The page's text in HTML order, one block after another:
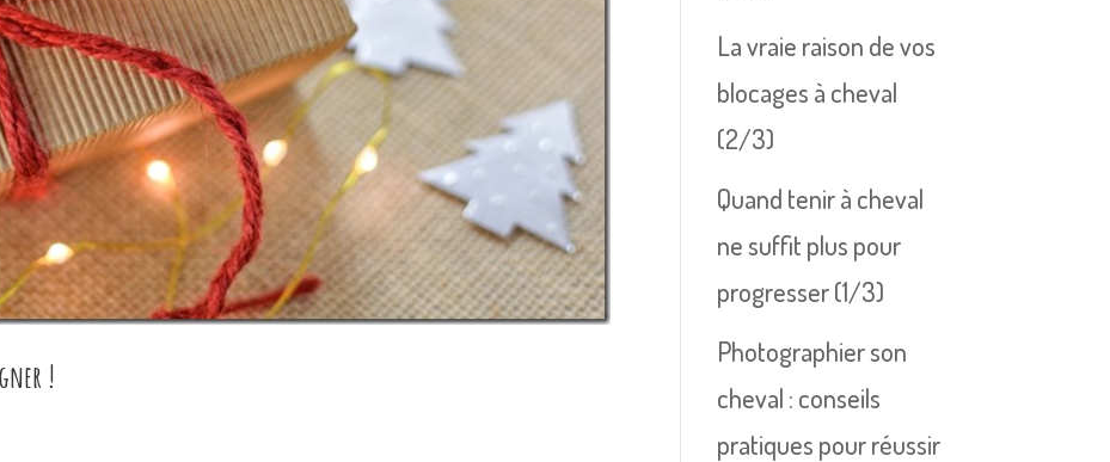
!
La vraie raison de vos
blocages à cheval
(2/3)
Quand tenir à cheval
ne suffit plus pour
progresser (1/3)
Photographier son
cheval : conseils
pratiques pour réussir